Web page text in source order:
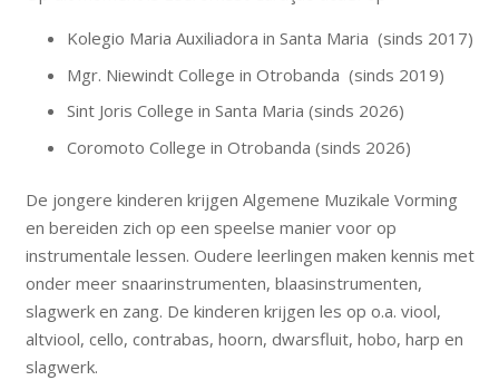
Kolegio Maria Auxiliadora in Santa Maria (sinds 2017)
Mgr. Niewindt College in Otrobanda (sinds 2019)
Sint Joris College in Santa Maria (sinds 2026)
Coromoto College in Otrobanda (sinds 2026)
De jongere kinderen krijgen Algemene Muzikale Vorming
en bereiden zich op een speelse manier voor op
instrumentale lessen. Oudere leerlingen maken kennis met
onder meer snaarinstrumenten, blaasinstrumenten,
slagwerk en zang. De kinderen krijgen les op o.a. viool,
altviool, cello, contrabas, hoorn, dwarsfluit, hobo, harp en
slagwerk.